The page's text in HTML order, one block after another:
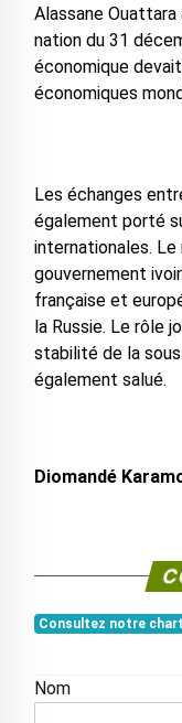
Alassane
nation du 31
économique
économiques
Les échanges
également porté
internationales.
gouvernement
française et
la Russie. Le rôle
stabilité de la
également salué.
Diomandé
Consultez notre
Nom